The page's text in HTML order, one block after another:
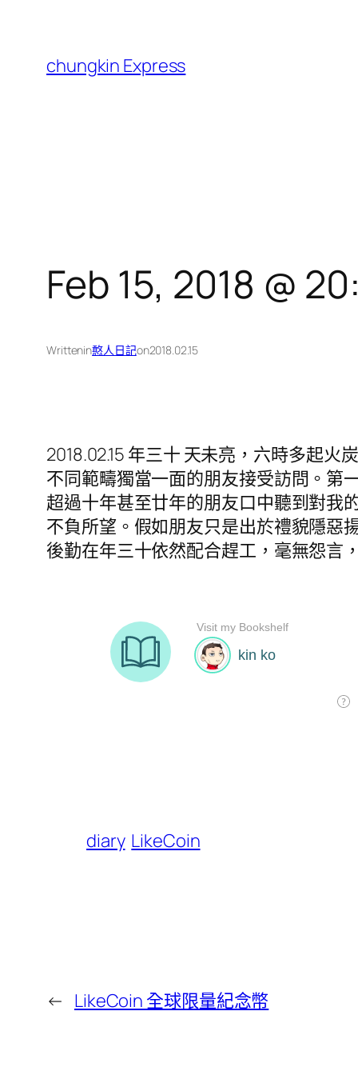
chungkin Express
Feb 15, 2018 @
Writtenin憨人日記on2018.02.15
2018.02.15 年三十 天未亮，六時多起
不同範疇獨當一面的朋友接受訪問。第
超過十年甚至廿年的朋友口中聽到對我
不負所望。假如朋友只是出於禮貌隱惡
後勤在年三十依然配合趕工，毫無怨
diary LikeCoin
← LikeCoin 全球限量紀念幣